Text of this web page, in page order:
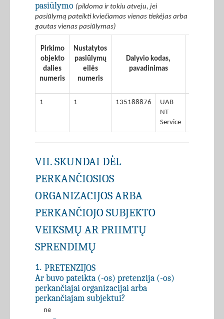
pasiūlymo (pildoma ir tokiu atveju, jei
pasiūlymą pateikti kviečiamas vienas tiekėjas arba
gautas vienas pasiūlymas)
Pirkimo
objekto
dalies
numeris
Nustatytos
pasiūlymų
eilės
numeris
Dalyvio kodas,
pavadinimas
1 1 135188876
UAB
NT
Service
VII. SKUNDAI DĖL
PERKANČIOSIOS
ORGANIZACIJOS ARBA
PERKANČIOJO SUBJEKTO
VEIKSMŲ AR PRIIMTŲ
SPRENDIMŲ
1. PRETENZIJOS
Ar buvo pateikta (-os) pretenzija (-os)
perkančiajai organizacijai arba
perkančiajam subjektui?
ne